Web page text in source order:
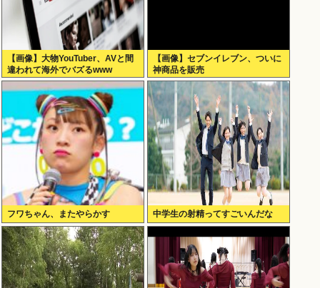
【画像】大物YouTuber、AVと間
違われて海外でバズるwww
【画像】セブンイレブン、ついに
神商品を販売
フワちゃん、またやらかす 中学生の射精ってすごいんだな